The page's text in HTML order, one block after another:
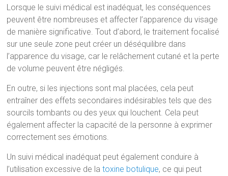
Lorsque le suivi médical est inadéquat, les conséquences
peuvent être nombreuses et affecter l’apparence du visage
de manière significative. Tout d’abord, le traitement focalisé
sur une seule zone peut créer un déséquilibre dans
l’apparence du visage, car le relâchement cutané et la perte
de volume peuvent être négligés.
En outre, si les injections sont mal placées, cela peut
entraîner des effets secondaires indésirables tels que des
sourcils tombants ou des yeux qui louchent. Cela peut
également affecter la capacité de la personne à exprimer
correctement ses émotions.
Un suivi médical inadéquat peut également conduire à
l’utilisation excessive de latoxine botulique, ce qui peut